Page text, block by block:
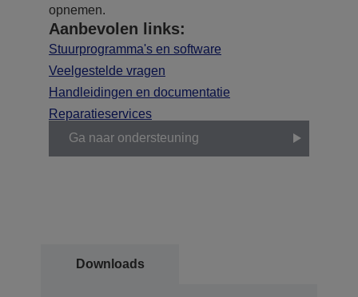
opnemen.
Aanbevolen links:
Stuurprogramma's en software
Veelgestelde vragen
Handleidingen en documentatie
Reparatieservices
Ga naar ondersteuning
Downloads